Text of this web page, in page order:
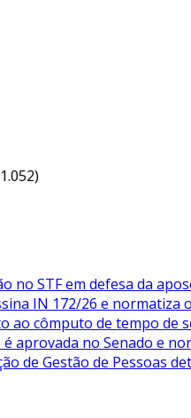
no STF em defesa da
IN 172/26 e normatiza o
ao cômputo de tempo de
é aprovada no Senado e
de Gestão de